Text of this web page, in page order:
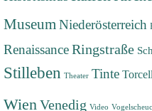
Museum Niederösterreich
RenaissanceRingstraße
Stilleben Theater Tinte
WienVenedig Video